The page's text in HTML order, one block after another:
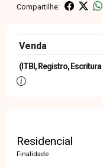
Compartilhe:
Venda
(ITBI, Registro,
Residencial
Finalidade